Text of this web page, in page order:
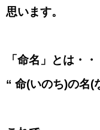
思います。
「命名」とは・・
“ 命(いのち)の名(